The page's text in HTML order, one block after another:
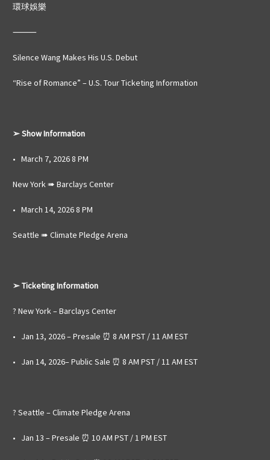
環球娛樂
⸻
Silence Wang Makes His U.S. Debut
“Rise of Romance” – U.S. Tour Ticketing Information
➢ Show Information
• March 7, 2026 8 PM
New York ➠ Barclays Center
• March 14, 2026 8 PM
Seattle ➠ Climate Pledge Arena
➢ Ticketing Information
? New York – Barclays Center
• Jan 13, 2026 – Presale ⏰ 8 AM PST / 11 AM EST
• Jan 14, 2026– Public Sale ⏰ 8 AM PST / 11 AM EST
? Seattle – Climate Pledge Arena
• Jan 13 – Presale ⏰ 10 AM PST / 1 PM EST